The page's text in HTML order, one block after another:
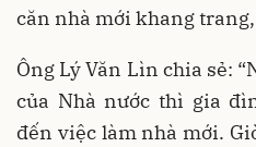
căn nhà mới khang
Ông Lý Văn Lìn chia sẻ:
của Nhà nước thì gia
đến việc làm nhà mới.